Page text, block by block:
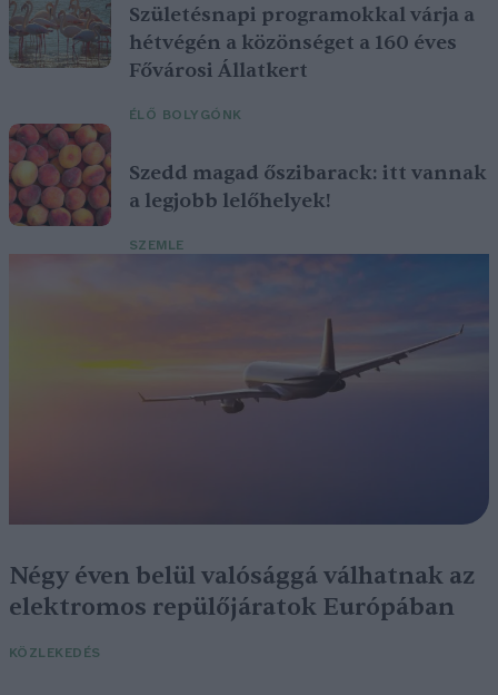
Születésnapi programokkal várja a
hétvégén a közönséget a 160 éves
Fővárosi Állatkert
ÉLŐ BOLYGÓNK
Szedd magad őszibarack: itt vannak
a legjobb lelőhelyek!
SZEMLE
Négy éven belül valósággá válhatnak az
elektromos repülőjáratok Európában
KÖZLEKEDÉS